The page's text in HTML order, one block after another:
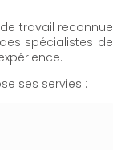
travail reconnue
spécialistes de
ses servies :